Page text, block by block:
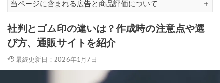
当ページに含まれる広告と商品評価について
社判とゴム印の違いは？作成時の注意点や選
び方、通販サイトを紹介
最終更新日：2026年1月7日